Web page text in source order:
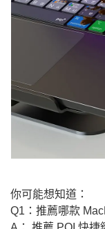
你可能想知道：
Q1：推薦哪款